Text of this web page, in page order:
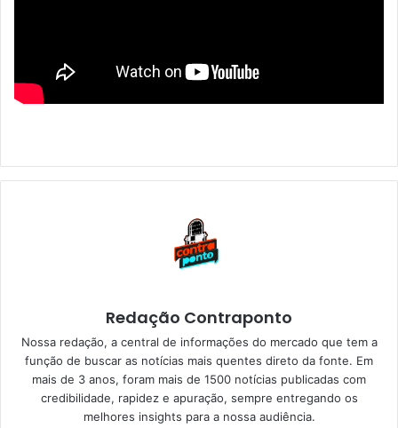
Redação Contraponto
Nossa redação, a central de informações do mercado que tem a
função de buscar as notícias mais quentes direto da fonte. Em
mais de 3 anos, foram mais de 1500 notícias publicadas com
credibilidade, rapidez e apuração, sempre entregando os
melhores insights para a nossa audiência.